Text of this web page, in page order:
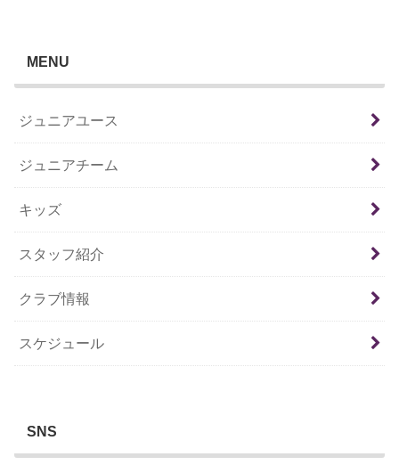
MENU
ジュニアユース
ジュニアチーム
キッズ
スタッフ紹介
クラブ情報
スケジュール
SNS